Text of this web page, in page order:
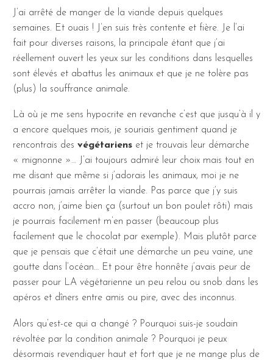
J’ai arrêté de manger de la viande depuis quelques
semaines. Et ouais ! J’en suis très contente et fière. Je l’ai
fait pour diverses raisons, la principale étant que j’ai
réellement ouvert les yeux sur les conditions dans lesquelles
sont élevés et abattus les animaux et que je ne tolère pas
(plus) la souffrance animale.
Là où je me sens hypocrite en revanche c’est que jusqu’à il y
a encore quelques mois, je souriais gentiment quand je
rencontrais des végétariens et je trouvais leur démarche
« mignonne »… J’ai toujours admiré leur choix mais tout en
me disant que même si j’adorais les animaux, moi je ne
pourrais jamais arrêter la viande. Pas parce que j’y suis
accro non, j’aime bien ça (surtout un bon poulet rôti) mais
je pourrais facilement m’en passer (beaucoup plus
facilement que le chocolat par exemple). Mais plutôt parce
que je pensais que c’était une démarche un peu vaine, une
goutte dans l’océan… Et pour être honnête j’avais peur de
passer pour LA végétarienne un peu relou ou snob dans les
apéros et dîners entre amis ou pire, avec des inconnus.
Alors qu’est-ce qui a changé ? Pourquoi suis-je soudain
révoltée par la condition animale ? Pourquoi je peux
désormais revendiquer haut et fort que je ne mange plus de